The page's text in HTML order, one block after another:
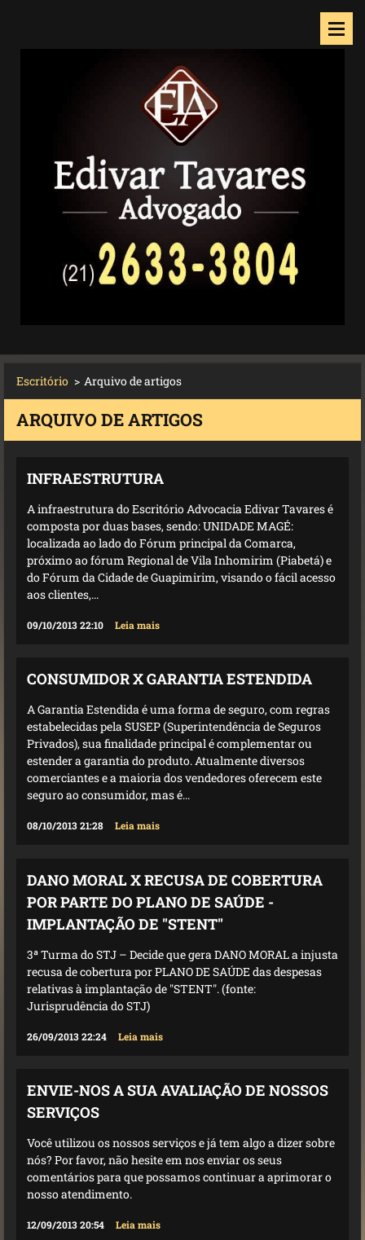
Escritório > Arquivo de artigos
ARQUIVO DE ARTIGOS
INFRAESTRUTURA
A infraestrutura do Escritório Advocacia Edivar Tavares é
composta por duas bases, sendo: UNIDADE MAGÉ:
localizada ao lado do Fórum principal da Comarca,
próximo ao fórum Regional de Vila Inhomirim (Piabetá) e
do Fórum da Cidade de Guapimirim, visando o fácil acesso
aos clientes,...
09/10/2013 22:10 Leia mais
CONSUMIDOR X GARANTIA ESTENDIDA
A Garantia Estendida é uma forma de seguro, com regras
estabelecidas pela SUSEP (Superintendência de Seguros
Privados), sua finalidade principal é complementar ou
estender a garantia do produto. Atualmente diversos
comerciantes e a maioria dos vendedores oferecem este
seguro ao consumidor, mas é...
08/10/2013 21:28 Leia mais
DANO MORAL X RECUSA DE COBERTURA
POR PARTE DO PLANO DE SAÚDE -
IMPLANTAÇÃO DE "STENT"
3ª Turma do STJ – Decide que gera DANO MORAL a injusta
recusa de cobertura por PLANO DE SAÚDE das despesas
relativas à implantação de "STENT". (fonte:
Jurisprudência do STJ)
26/09/2013 22:24 Leia mais
ENVIE-NOS A SUA AVALIAÇÃO DE NOSSOS
SERVIÇOS
Você utilizou os nossos serviços e já tem algo a dizer sobre
nós? Por favor, não hesite em nos enviar os seus
comentários para que possamos continuar a aprimorar o
nosso atendimento.
12/09/2013 20:54 Leia mais